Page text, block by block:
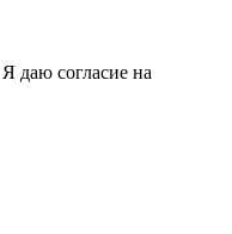
Я даю согласие на